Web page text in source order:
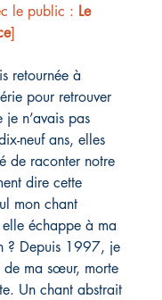
le public : Le
]
retournée à
pour retrouver
n’avais pas
neuf ans, elles
de raconter notre
dire cette
mon chant
échappe à ma
? Depuis 1997, je
ma sœur, morte
Un chant abstrait